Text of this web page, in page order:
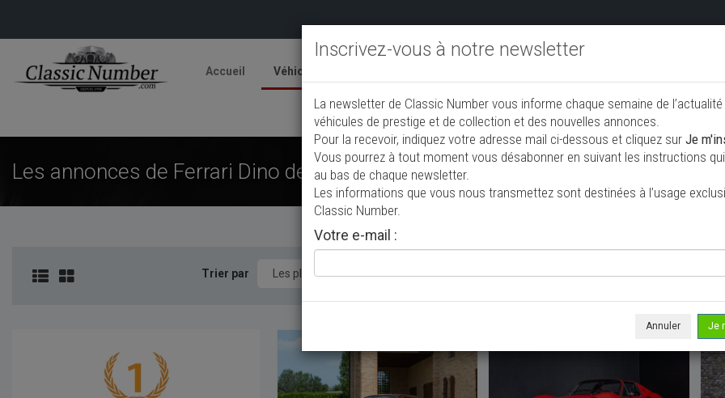
Accueil Véhicules
Ajouter une annonce
Les annonces de Ferrari Dino de collection à vendre
Trier par
Inscrivez-vous à notre newsletter
La newsletter de Classic Number vous informe chaque semaine de
véhicules de prestige et de collection et des nouvelles annonces.
Pour la recevoir, indiquez votre adresse mail ci-dessous et cliquez sur Je
Vous pourrez à tout moment vous désabonner en suivant les instructions
au bas de chaque newsletter.
Les informations que vous nous transmettez sont destinées à l’usage
Classic Number.
Votre e-mail :
Annuler Je